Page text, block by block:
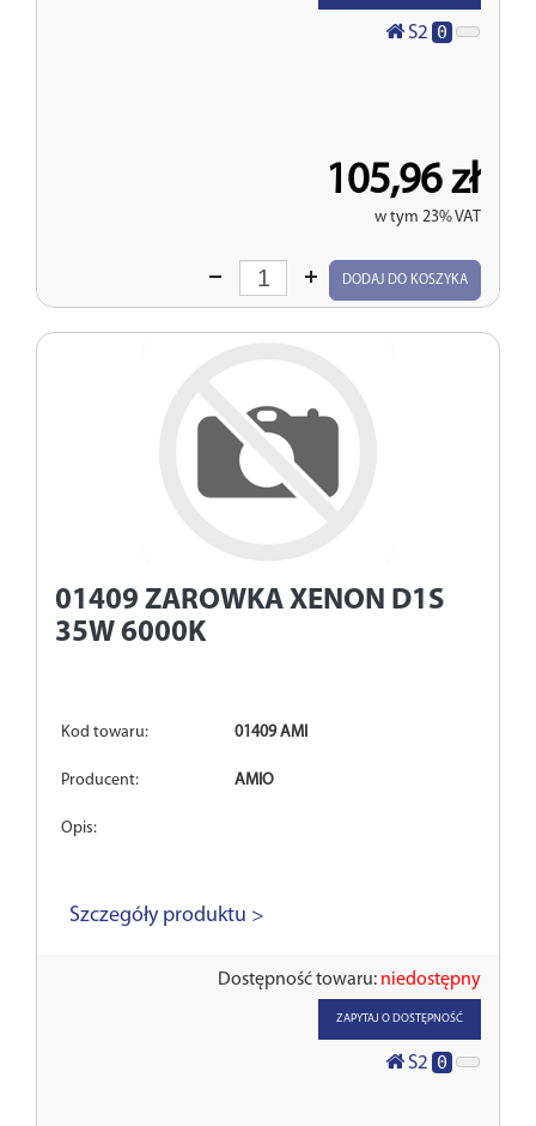
S2 0
105,96 zł
w tym 23% VAT
Wprowadź
DODAJ DO KOSZYKA
01409 ZAROWKA XENON D1S
35W 6000K
Kod towaru: 01409 AMI
Producent: AMIO
Opis:
Szczegóły produktu >
Dostępność towaru: niedostępny
ZAPYTAJ O DOSTĘPNOŚĆ
S2 0